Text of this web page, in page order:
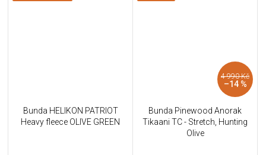
Bunda HELIKON PATRIOT
Heavy fleece OLIVE GREEN
4 990 Kč
–14 %
Bunda Pinewood Anorak
Tikaani TC - Stretch, Hunting
Olive